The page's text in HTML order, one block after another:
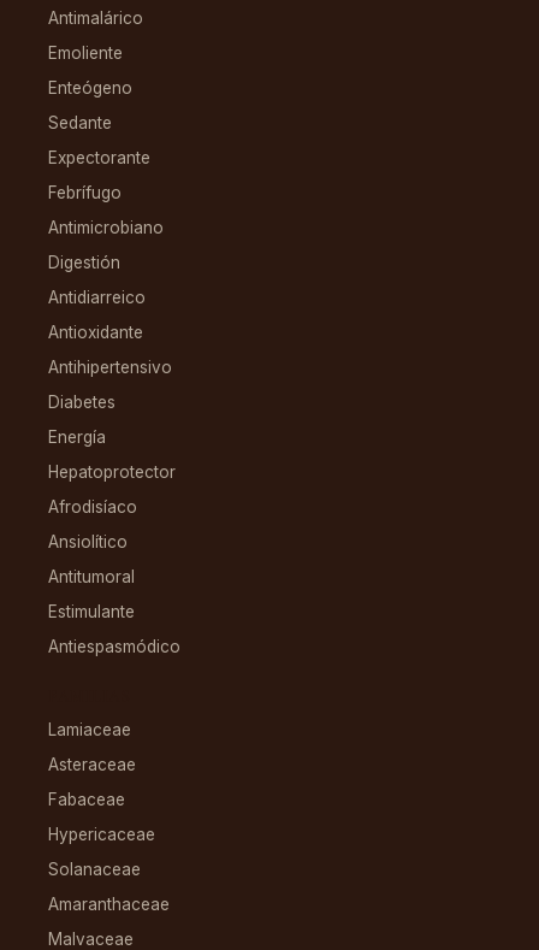
Antimalárico
Emoliente
Enteógeno
Sedante
Expectorante
Febrífugo
Antimicrobiano
Digestión
Antidiarreico
Antioxidante
Antihipertensivo
Diabetes
Energía
Hepatoprotector
Afrodisíaco
Ansiolítico
Antitumoral
Estimulante
Antiespasmódico
Lamiaceae
Asteraceae
Fabaceae
Hypericaceae
Solanaceae
Amaranthaceae
Malvaceae